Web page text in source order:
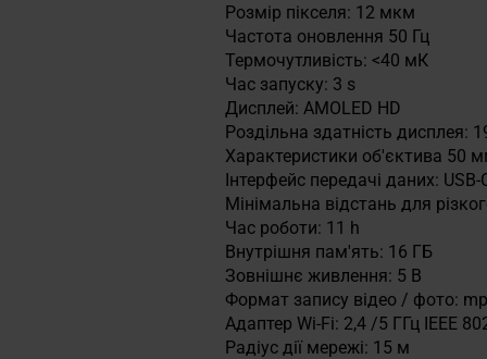
Розмір пікселя: 12 мкм
Частота оновлення 50 Гц
Термочутливість: <40 мК
Час запуску: 3 s
Дисплей: AMOLED HD
Роздільна здатність дисплея:
Характеристики об'єктива 50
Інтерфейс передачі даних: USB-
Мінімальна відстань для
Час роботи: 11 h
Внутрішня пам'ять: 16 ГБ
Зовнішнє живлення: 5 В
Формат запису відео / фото:
Адаптер Wi-Fi: 2,4 /5 ГГц IEEE
Радіус дії мережі: 15 м